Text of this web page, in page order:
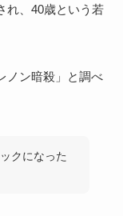
れ、40歳という若
ノン暗殺」と調べ
クになった